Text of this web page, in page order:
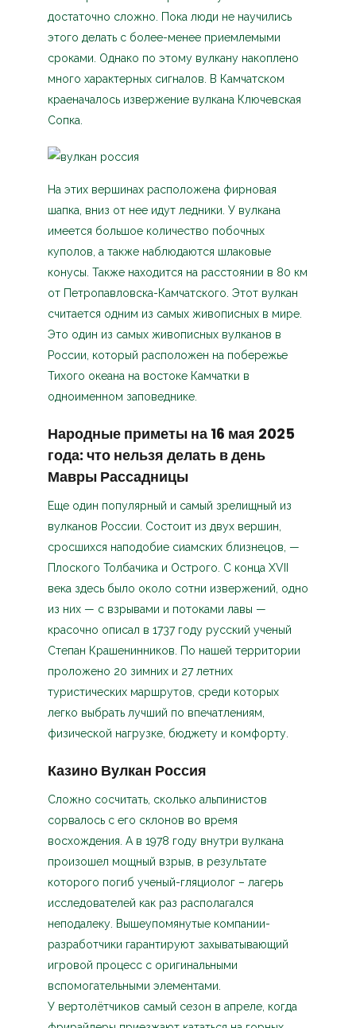
достаточно сложно. Пока люди не научились
этого делать с более-менее приемлемыми
сроками. Однако по этому вулкану накоплено
много характерных сигналов. В Камчатском
краеначалось извержение вулкана Ключевская
Сопка.
На этих вершинах расположена фирновая
шапка, вниз от нее идут ледники. У вулкана
имеется большое количество побочных
куполов, а также наблюдаются шлаковые
конусы. Также находится на расстоянии в 80 км
от Петропавловска-Камчатского. Этот вулкан
считается одним из самых живописных в мире.
Это один из самых живописных вулканов в
России, который расположен на побережье
Тихого океана на востоке Камчатки в
одноименном заповеднике.
Народные приметы на 16 мая 2025
года: что нельзя делать в день
Мавры Рассадницы
Еще один популярный и самый зрелищный из
вулканов России. Состоит из двух вершин,
сросшихся наподобие сиамских близнецов, —
Плоского Толбачика и Острого. С конца XVII
века здесь было около сотни извержений, одно
из них — с взрывами и потоками лавы —
красочно описал в 1737 году русский ученый
Степан Крашенинников. По нашей территории
проложено 20 зимних и 27 летних
туристических маршрутов, среди которых
легко выбрать лучший по впечатлениям,
физической нагрузке, бюджету и комфорту.
Казино Вулкан Россия
Сложно сосчитать, сколько альпинистов
сорвалось с его склонов во время
восхождения. А в 1978 году внутри вулкана
произошел мощный взрыв, в результате
которого погиб ученый-гляциолог – лагерь
исследователей как раз располагался
неподалеку. Вышеупомянутые компании-
разработчики гарантируют захыватывающий
игровой процесс с оригинальными
вспомогательными элементами.
У вертолётчиков самый сезон в апреле, когда